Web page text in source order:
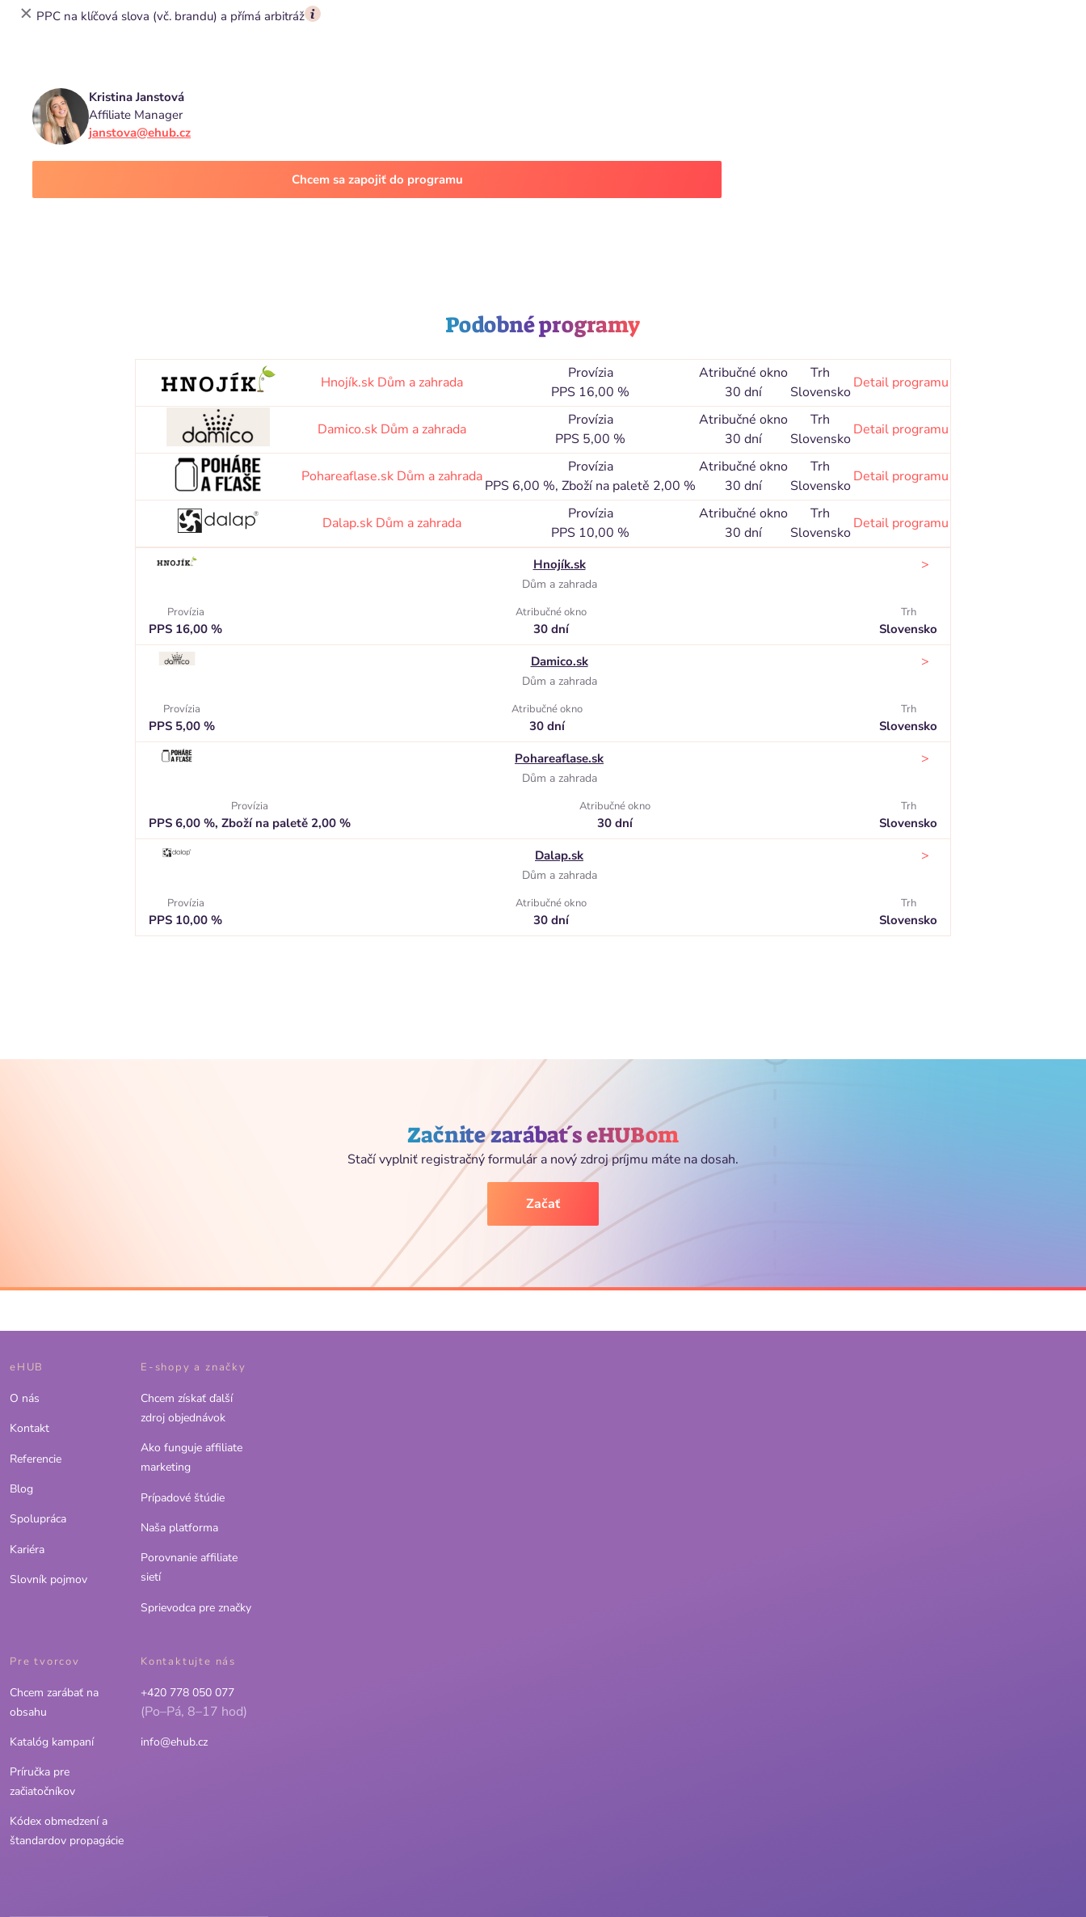
PPC na klíčová slova (vč. brandu) a přímá arbitráž
Kristina Janstová
Affiliate Manager
janstova@ehub.cz
Chcem sa zapojiť do programu
Podobné programy
Hnojík.sk Dům a zahrada
Provízia
PPS 16,00 %
Atribučné okno
30 dní
Trh
Slovensko
Detail programu
Damico.sk Dům a zahrada
Provízia
PPS 5,00 %
Atribučné okno
30 dní
Trh
Slovensko
Detail programu
Pohareaflase.sk Dům a zahrada
Provízia
PPS 6,00 %, Zboží na paletě 2,00 %
Atribučné okno
30 dní
Trh
Slovensko
Detail programu
Dalap.sk Dům a zahrada
Provízia
PPS 10,00 %
Atribučné okno
30 dní
Trh
Slovensko
Detail programu
Hnojík.sk
Dům a zahrada
>
Provízia
PPS 16,00 %
Atribučné okno
30 dní
Trh
Slovensko
Damico.sk
Dům a zahrada
>
Provízia
PPS 5,00 %
Atribučné okno
30 dní
Trh
Slovensko
Pohareaflase.sk
Dům a zahrada
>
Provízia
PPS 6,00 %, Zboží na paletě 2,00 %
Atribučné okno
30 dní
Trh
Slovensko
Dalap.sk
Dům a zahrada
>
Provízia
PPS 10,00 %
Atribučné okno
30 dní
Trh
Slovensko
Začnite zarábať s eHUBom
Stačí vyplniť registračný formulár a nový zdroj príjmu máte na dosah.
Začať
eHUB
O nás
Kontakt
Referencie
Blog
Spolupráca
Kariéra
Slovník pojmov
E-shopy a značky
Chcem získať ďalší
zdroj objednávok
Ako funguje affiliate
marketing
Prípadové štúdie
Naša platforma
Porovnanie affiliate
sietí
Sprievodca pre značky
Pre tvorcov
Chcem zarábať na
obsahu
Katalóg kampaní
Príručka pre
začiatočníkov
Kódex obmedzení a
štandardov propagácie
Kontaktujte nás
+420 778 050 077
(Po–Pá, 8–17 hod)
info@ehub.cz